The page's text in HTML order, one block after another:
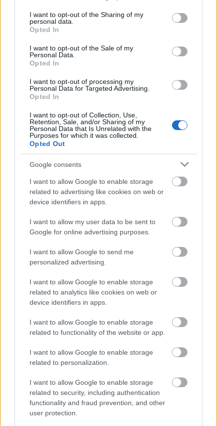
not limited to your visit or usage behaviour. You may click to
grant or deny consent to Google and its third-party tags to
use your data for below specified purposes in below Google
consent section.
I want to opt-out of the Sharing of my
personal data.
Opted In
I want to opt-out of the Sale of my
Personal Data.
Opted In
I want to opt-out of processing my
Personal Data for Targeted Advertising.
Opted In
I want to opt-out of Collection, Use,
Retention, Sale, and/or Sharing of my
Personal Data that Is Unrelated with the
Purposes for which it was collected.
Opted Out
Google consents
I want to allow Google to enable storage
related to advertising like cookies on web or
device identifiers in apps.
I want to allow my user data to be sent to
Google for online advertising purposes.
I want to allow Google to send me
personalized advertising.
I want to allow Google to enable storage
related to analytics like cookies on web or
device identifiers in apps.
I want to allow Google to enable storage
related to functionality of the website or app.
I want to allow Google to enable storage
related to personalization.
I want to allow Google to enable storage
related to security, including authentication
functionality and fraud prevention, and other
user protection.
nyitotta meg kapuit a Vatikáni Múzeum.
"Ez tartjuk az első lépésnek a múzeum
modernizálása felé" - hangsúlyozta
Forti.
Képzőművészet Képző
„NEM TÖBB EZER EMBERRE UTAZUNK, HANEM
EGY VÁLOGATOTT TÁRSASÁGRA”